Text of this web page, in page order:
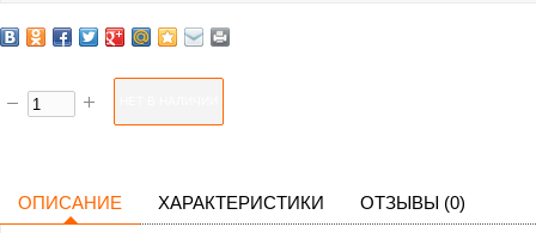
ОПИСАНИЕ ХАРАКТЕРИСТИКИ ОТЗЫВЫ (0)